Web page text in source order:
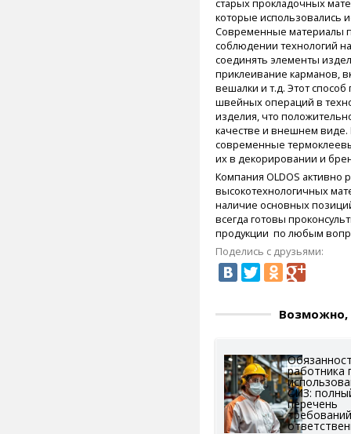
старых прокладочных
которые использовались
Современные материалы
соблюдении технологий
соединять элементы
приклеивание карманов,
вешалки и т.д. Этот
швейных операций в
изделия, что
качестве и внешнем
современные
их в декорировании и
Компания OLDOS активно
высокотехнологичных
наличие основных
всегда готовы
продукции по любым
Поделись с друзьями:
Возможно,
работника
СИЗ:
перечень